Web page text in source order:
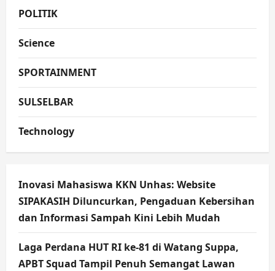
POLITIK
Science
SPORTAINMENT
SULSELBAR
Technology
Inovasi Mahasiswa KKN Unhas: Website
SIPAKASIH Diluncurkan, Pengaduan Kebersihan
dan Informasi Sampah Kini Lebih Mudah
Laga Perdana HUT RI ke-81 di Watang Suppa,
APBT Squad Tampil Penuh Semangat Lawan